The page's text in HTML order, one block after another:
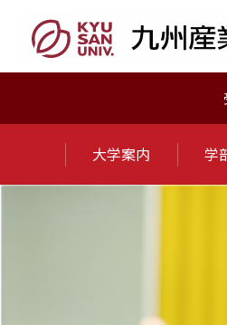
大学案内 学